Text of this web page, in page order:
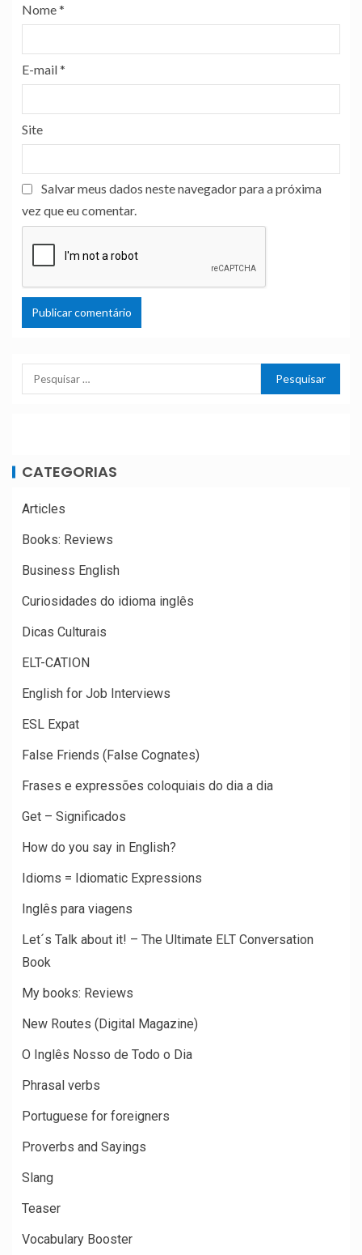
Nome*
E-mail*
Site
Salvar meus dados neste navegador para a próxima
vez que eu comentar.
CATEGORIAS
Articles
Books: Reviews
Business English
Curiosidades do idioma inglês
Dicas Culturais
ELT-CATION
English for Job Interviews
ESL Expat
False Friends (False Cognates)
Frases e expressões coloquiais do dia a dia
Get – Significados
How do you say in English?
Idioms = Idiomatic Expressions
Inglês para viagens
Let´s Talk about it! – The Ultimate ELT Conversation
Book
My books: Reviews
New Routes (Digital Magazine)
O Inglês Nosso de Todo o Dia
Phrasal verbs
Portuguese for foreigners
Proverbs and Sayings
Slang
Teaser
Vocabulary Booster